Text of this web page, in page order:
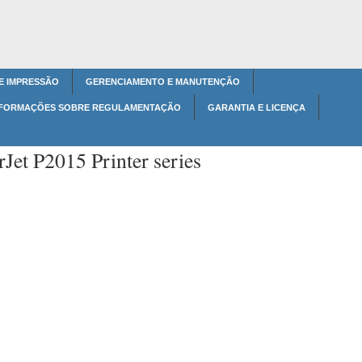
IMPRESSÃO GERENCIAMENTO E MANUTENÇÃO
SOBRE REGULAMENTAÇÃO GARANTIA E LICENÇA
P2015 Printer series